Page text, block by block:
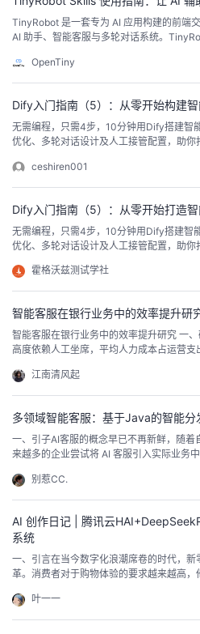
TinyRobot 是一套专为 AI 应用构建的前端
AI 助手、智能客服与多轮对话系统。
件使用 - 使用 Bubble、Sender、Prompts
初始化、主题配...
OpenTiny
Dify入门指南（5）：从零开始构建智
无需编程，只需4步，10分钟用Dify搭建智
优化、多轮对话设计及人工接管配置，助你
ceshiren001
Dify入门指南（5）：从零开始打造智
无需编程，只需4步，10分钟用Dify搭建智
优化、多轮对话设计及人工接管配置，助你
霍格沃兹测试学社
智能客服在银行业务中的效率提升研
智能客服在银行业务中的效率提升研究 一
高度依赖人工坐席，平均人力成本占运营
识更新滞后：新产品上线后，人工坐席平均
观测性差：质检覆盖率不足 3%，无法及时
江南清风起
多领域智能客服：基于Java的智能
一、引子AI客服的概念早已不再新鲜，随
来越多的企业尝试将 AI 客服引入实际业务
企业中的应用落地效果并不理想。尤其是
时，单一的 AI 模型往往难以提供精准且符
验和企业的运营效率。 二、业务梳理业...
别惹CC.
AI 创作日记 | 腾讯云
系统
一、引言在当今数字化浪潮席卷的时代，
革。消费者对于购物体验的要求越来越高
重要桥梁，其性能和效率直接影响着客户满
能应用服务 HAI 的出现，为新零售智能客
叶一一